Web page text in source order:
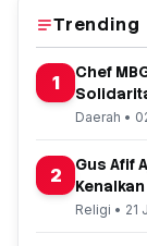
Trending
1
Chef
Daerah •
2
Gus Afif
Religi • 21